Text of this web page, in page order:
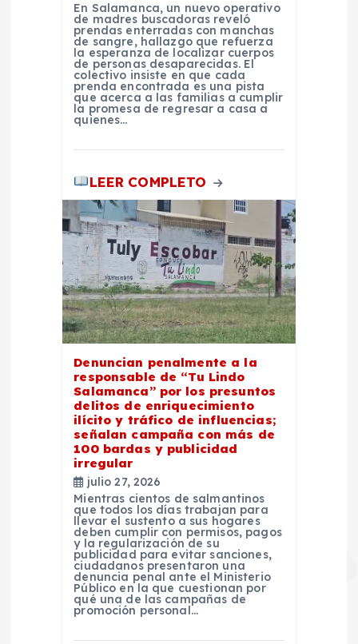
En Salamanca, un nuevo operativo
de madres buscadoras reveló
prendas enterradas con manchas
de sangre, hallazgo que refuerza
la esperanza de localizar cuerpos
de personas desaparecidas. El
colectivo insiste en que cada
prenda encontrada es una pista
que acerca a las familias a cumplir
la promesa de regresar a casa a
quienes…
LEER COMPLETO
Denuncian penalmente a la
responsable de “Tu Lindo
Salamanca” por los presuntos
delitos de enriquecimiento
ilícito y tráfico de influencias;
señalan campaña con más de
100 bardas y publicidad
irregular
julio 27, 2026
Mientras cientos de salmantinos
que todos los días trabajan para
llevar el sustento a sus hogares
deben cumplir con permisos, pagos
y la regularización de su
publicidad para evitar sanciones,
ciudadanos presentaron una
denuncia penal ante el Ministerio
Público en la que cuestionan por
qué una de las campañas de
promoción personal…